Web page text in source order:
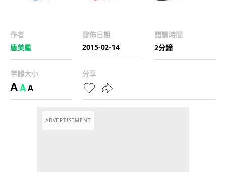
作者
唐美鳳
發佈日期
2015-02-14
閱讀時間
2分鐘
字體大小
AAA
分享
ADVERTISEMENT